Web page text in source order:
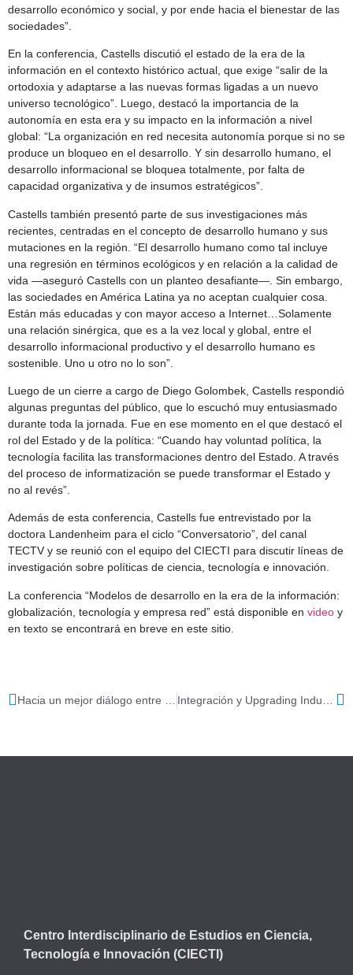
desarrollo económico y social, y por ende hacia el bienestar de las
sociedades”.
En la conferencia, Castells discutió el estado de la era de la
información en el contexto histórico actual, que exige “salir de la
ortodoxia y adaptarse a las nuevas formas ligadas a un nuevo
universo tecnológico”. Luego, destacó la importancia de la
autonomía en esta era y su impacto en la información a nivel
global: “La organización en red necesita autonomía porque si no se
produce un bloqueo en el desarrollo. Y sin desarrollo humano, el
desarrollo informacional se bloquea totalmente, por falta de
capacidad organizativa y de insumos estratégicos”.
Castells también presentó parte de sus investigaciones más
recientes, centradas en el concepto de desarrollo humano y sus
mutaciones en la región. “El desarrollo humano como tal incluye
una regresión en términos ecológicos y en relación a la calidad de
vida —aseguró Castells con un planteo desafiante—. Sin embargo,
las sociedades en América Latina ya no aceptan cualquier cosa.
Están más educadas y con mayor acceso a Internet…Solamente
una relación sinérgica, que es a la vez local y global, entre el
desarrollo informacional productivo y el desarrollo humano es
sostenible. Uno u otro no lo son”.
Luego de un cierre a cargo de Diego Golombek, Castells respondió
algunas preguntas del público, que lo escuchó muy entusiasmado
durante toda la jornada. Fue en ese momento en el que destacó el
rol del Estado y de la política: “Cuando hay voluntad política, la
tecnología facilita las transformaciones dentro del Estado. A través
del proceso de informatización se puede transformar el Estado y
no al revés”.
Además de esta conferencia, Castells fue entrevistado por la
doctora Landenheim para el ciclo “Conversatorio”, del canal
TECTV y se reunió con el equipo del CIECTI para discutir líneas de
investigación sobre políticas de ciencia, tecnología e innovación.
La conferencia “Modelos de desarrollo en la era de la información:
globalización, tecnología y empresa red” está disponible en video y
en texto se encontrará en breve en este sitio.
Centro Interdisciplinario de Estudios en Ciencia,
Tecnología e Innovación (CIECTI)